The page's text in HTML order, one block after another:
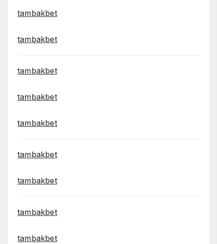
tambakbet
tambakbet
tambakbet
tambakbet
tambakbet
tambakbet
tambakbet
tambakbet
tambakbet